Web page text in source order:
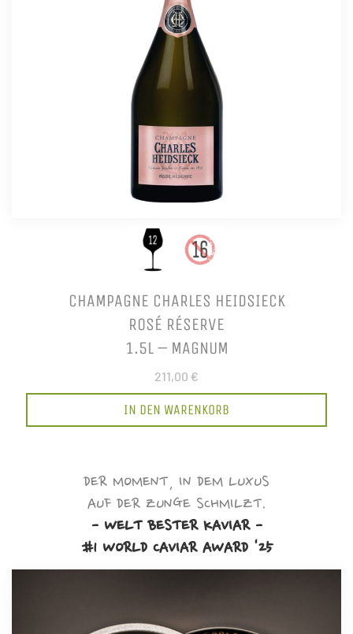
CHAMPAGNE CHARLES HEIDSIECK
ROSÉ RÉSERVE
1.5L – MAGNUM
211,00 €
IN DEN WARENKORB
DER MOMENT, IN DEM LUXUS
AUF DER ZUNGE SCHMILZT.
- WELT BESTER KAVIAR -
#1 WORLD CAVIAR AWARD '25